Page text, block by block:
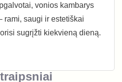
vonios kambarys
rami, saugi ir estetiškai
sugrįžti kiekvieną dieną.